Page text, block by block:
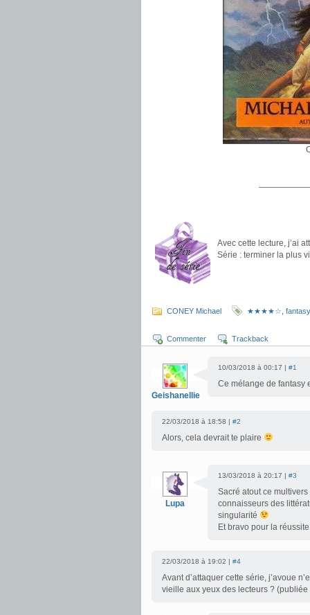
Avec cette lecture, j’ai
Série : terminer la plus
CONEY Michael ★★★★☆ fantasy
Commenter Trackback
Geishanellie
10/03/2018 à 00:17 | #1
Ce mélange de fantasy
22/03/2018 à 18:58 | #2
Alors, cela devrait te plaire
Lupa
13/03/2018 à 20:17 | #3
Sacré atout ce
connaisseurs des
singularité
Et bravo pour la
22/03/2018 à 19:02 | #4
Avant d’attaquer cette série, j’avoue
vieille aux yeux des lecteurs ?